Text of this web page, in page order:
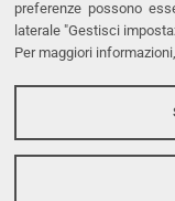
preferenze possono
laterale "Gestisci
Per maggiori
LINKS